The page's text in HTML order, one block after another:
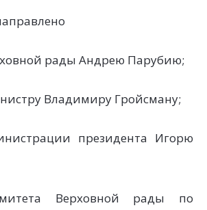
рады Андрею Парубию;
Владимиру Гройсману;
президента Игорю
Верховной рады по